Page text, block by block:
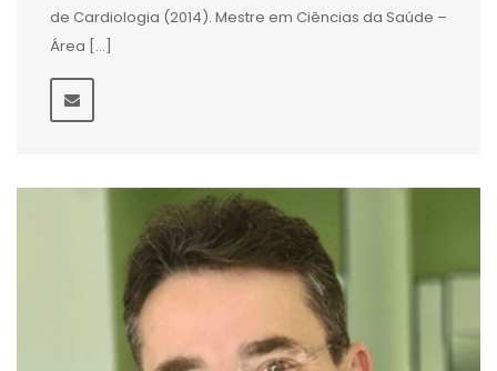
de Cardiologia (2014). Mestre em Ciências da Saúde –
Área […]